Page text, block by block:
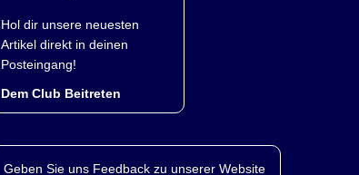
Hol dir unsere neuesten
Artikel direkt in deinen
Posteingang!
Dem Club Beitreten
Geben Sie uns Feedback zu unserer Website